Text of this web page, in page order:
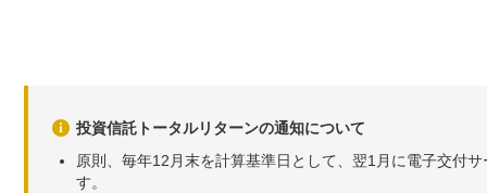
投資信託トータルリターンの通知について
原則、毎年12月末を計算基準日として、翌1月に電子交付
す。